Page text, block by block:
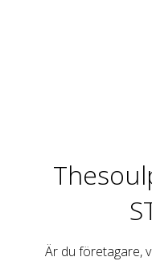
Är du företagare,